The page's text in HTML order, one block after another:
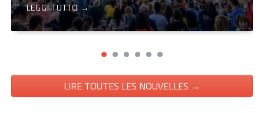
LEGGI TUTTO →
LIRE TOUTES LES NOUVELLES →